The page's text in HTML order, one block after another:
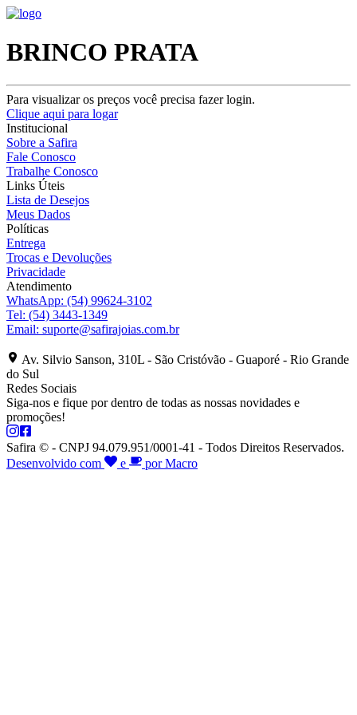
BRINCO PRATA
Para visualizar os preços você precisa fazer login.
Clique aqui para logar
Institucional
Sobre a Safira
Fale Conosco
Trabalhe Conosco
Links Úteis
Lista de Desejos
Meus Dados
Políticas
Entrega
Trocas e Devoluções
Privacidade
Atendimento
WhatsApp: (54) 99624-3102
Tel: (54) 3443-1349
Email: suporte@safirajoias.com.br
Av. Silvio Sanson, 310L - São Cristóvão - Guaporé - Rio Grande
do Sul
Redes Sociais
Siga-nos e fique por dentro de todas as nossas novidades e
promoções!
Safira © - CNPJ 94.079.951/0001-41 - Todos Direitos Reservados.
Desenvolvido com
e por Macro